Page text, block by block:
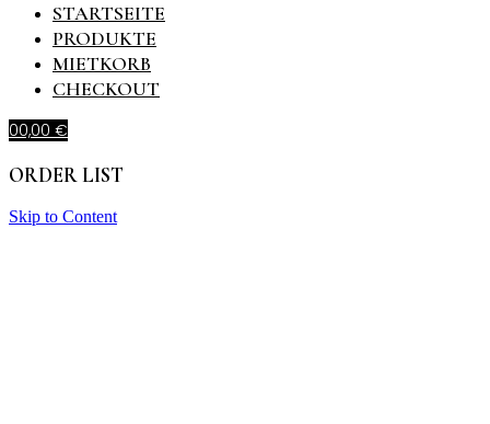
STARTSEITE
PRODUKTE
MIETKORB
CHECKOUT
00,00 €
ORDER LIST
Skip to Content